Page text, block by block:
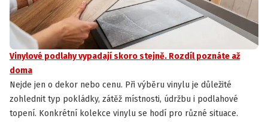
Vinylové podlahy vypadají skoro stejně. Rozdíl poznáte až
doma
Nejde jen o dekor nebo cenu. Při výběru vinylu je důležité
zohlednit typ pokládky, zátěž místnosti, údržbu i podlahové
topení. Konkrétní kolekce vinylu se hodí pro různé situace.